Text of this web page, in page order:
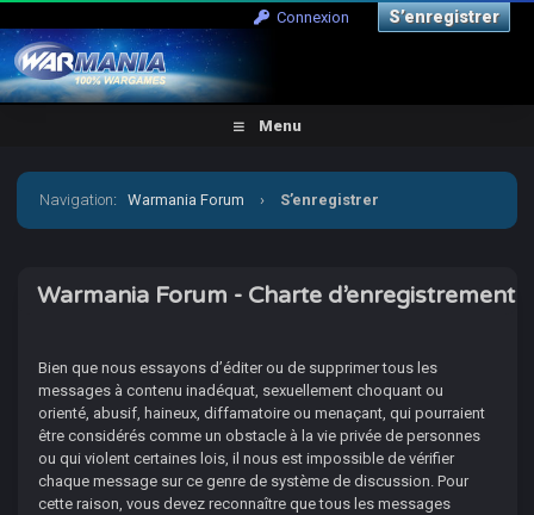
Connexion S’enregistrer
Menu
Navigation:Warmania Forum › S’enregistrer
Warmania Forum - Charte d’enregistrement
Bien que nous essayons d’éditer ou de supprimer tous les
messages à contenu inadéquat, sexuellement choquant ou
orienté, abusif, haineux, diffamatoire ou menaçant, qui pourraient
être considérés comme un obstacle à la vie privée de personnes
ou qui violent certaines lois, il nous est impossible de vérifier
chaque message sur ce genre de système de discussion. Pour
cette raison, vous devez reconnaître que tous les messages